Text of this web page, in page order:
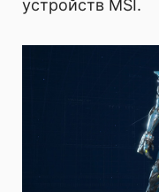
устройств MSI.